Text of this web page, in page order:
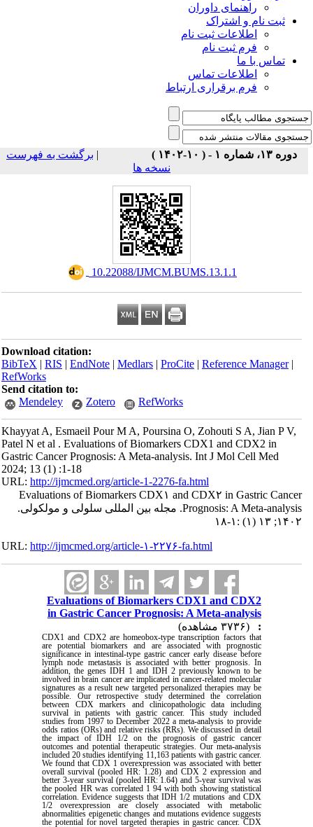
راهنمای داوران
ثبت نام و اشتراک
اطلاعات ثبت نام
فرم ثبت نام
تماس با ما
اطلاعات تماس
فرم برقراری ارتباط
دوره ۱۳، شماره ۱ - ( ۱۰-۱۴۰۲ )
برگشت به فهرست
نسخه ها
‎ 10.22088/IJMCM.BUMS.13.1.1
Download citation:
BibTeX|RIS|EndNote|Medlars|ProCite|Reference Manager
RefWorks
Send citation to:
Mendeley
Zotero RefWorks
Khayyat A, Esmaeil Pour M A, Poursina O, Zohouti S A, Jian P V,
Patel N et al . Evaluations of Biomarkers CDX1 and CDX2 in
Gastric Cancer Prognosis: A Meta-analysis. Int J Mol Cell Med
2024; 13 (1) :1-18
URL:http://ijmcmed.org/article-1-2276-fa.html
Evaluations of Biomarkers CDX۱ and CDX۲ in Gastric Cancer
Prognosis: A Meta-analysis. مجله بین المللی سلولی و مولکولی.
۱۴۰۲; ۱۳ (۱) :۱-۱۸
URL:http://ijmcmed.org/article-۱-۲۲۷۶-fa.html
Evaluations of Biomarkers CDX1 and CDX2
in Gastric Cancer Prognosis: A Meta-analysis
CDX1 and CDX2 are homeobox-type transcription factors that
are potential biomarkers and are associated with prognostic
significance in intestinal-type gastric cancer early disease before
lymph node metastasis is associated with better prognosis. In
addition, the genes IDH 1 and IDH 2 previously known to be
involved in brain cancer are implicated in cancer-related molecular
signatures as a result new targeted personalized therapies may be
possible. Our retrospective study determined the correlation
between CDX markers and clinicopathologic data including
survival in patients with gastric cancer. This study included
studies from 1997 to December 2022 a meta-analysis to provide
odds ratios (ORs) and relative risks (RRs). We discussed in detail
the impact of IDH 1/2 on the prognosis of gastric cancer
outcomes and potential therapeutic strategies. Our meta-analysis
included 20 studies identifying 11,163 patients with gastric cancer.
We found that CDX 1 overexpression was associated with better
overall survival (pooled HR: 1.28) and CDX 2 expression and
better 3-year survival (pooled HR: 1.64) and 5-year survival was
the pooled HR was correlated 1 94 with both showing statistical
correlation. Evidence suggests that IDH 1/2 mutations and CDX
1/2 overexpression are closely associated with metabolic
abnormalities epigenetic changes and mutations evidence suggests
the potential for novel targeted therapies in gastric cancer. CDX